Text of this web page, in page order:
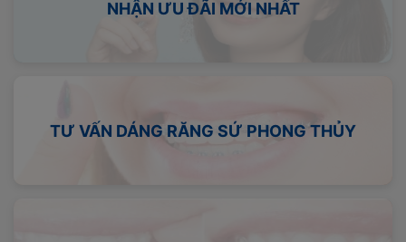
NHẬN ƯU ĐÃI MỚI NHẤT
TƯ VẤN DÁNG RĂNG SỨ PHONG THỦY